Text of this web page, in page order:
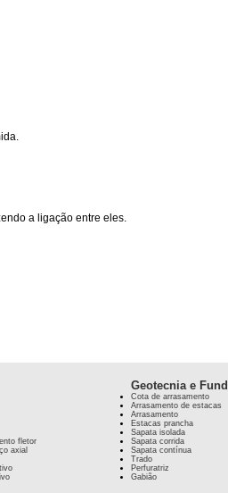
a ligação entre eles.
fletor
axial
Geotecnia e
Cota de arrasamento
Arrasamento de estacas
Arrasamento
Estacas prancha
Sapata isolada
Sapata corrida
Sapata contínua
Trado
Perfuratriz
Gabião